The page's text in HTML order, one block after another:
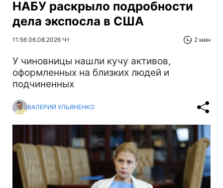
НАБУ раскрыло подробности
дела экспосла в США
11:56 06.08.2026 Чт 2 мин
У чиновницы нашли кучу активов,
оформленных на близких людей и
подчиненных
ВАЛЕРИЙ УЛЬЯНЕНКО